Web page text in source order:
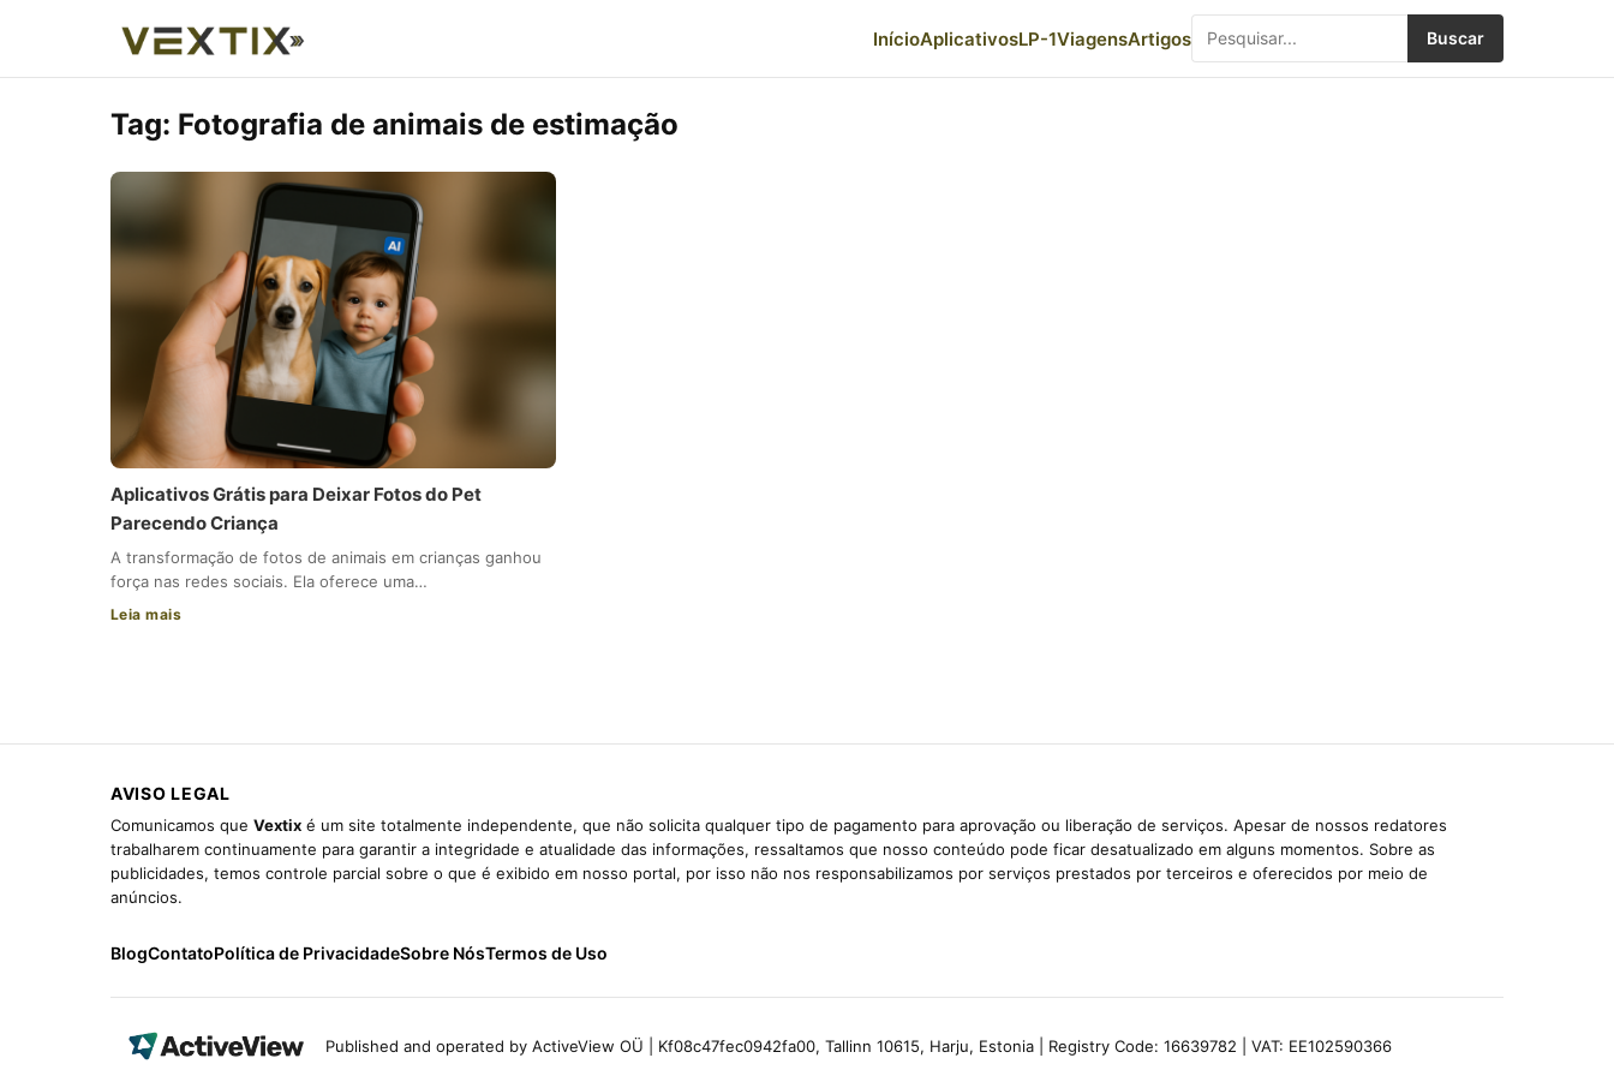
InícioAplicativosLP-1ViagensArtigos Buscar
Tag: Fotografia de animais de estimação
Aplicativos Grátis para Deixar Fotos do Pet
Parecendo Criança
A transformação de fotos de animais em crianças ganhou
força nas redes sociais. Ela oferece uma…
Leia mais
AVISO LEGAL
Comunicamos que Vextix é um site totalmente independente, que não solicita qualquer tipo de pagamento para aprovação ou liberação de serviços. Apesar de nossos redatores
trabalharem continuamente para garantir a integridade e atualidade das informações, ressaltamos que nosso conteúdo pode ficar desatualizado em alguns momentos. Sobre as
publicidades, temos controle parcial sobre o que é exibido em nosso portal, por isso não nos responsabilizamos por serviços prestados por terceiros e oferecidos por meio de
anúncios.
BlogContatoPolítica de PrivacidadeSobre NósTermos de Uso
Published and operated by ActiveView OÜ | Kf08c47fec0942fa00, Tallinn 10615, Harju, Estonia | Registry Code: 16639782 | VAT: EE102590366